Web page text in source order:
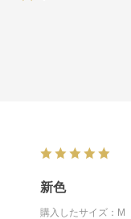
新色
購入したサイズ：M